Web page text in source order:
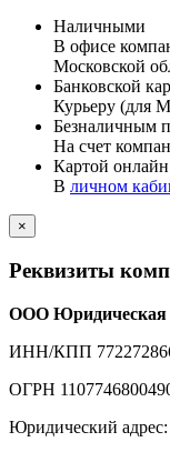
Наличными
В офисе
Московской
Банковской
Курьеру (для
Безналичным
На счет
Картой онлайн
В личном
×
Реквизиты
ООО Юридическая
ИНН/КПП
ОГРН
Юридический адрес: